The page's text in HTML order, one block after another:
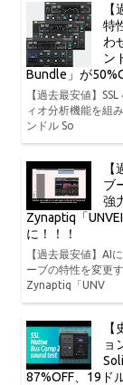
特
わ
ン
Bundle」が
【過去最安値】
ィオ分析機能を組
ンドル So
ブ
強
Zynaptiq「
に！！！
【過去最安値】AI
ーブの特性を変更
Zynaptiq「UNV
ョ
87%OFF、19ド